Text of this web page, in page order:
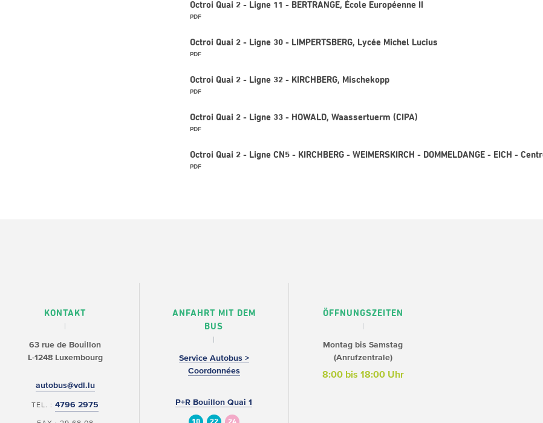
Octroi Quai 2 - Ligne 11 - BERTRANGE, École Européenne II
PDF
Octroi Quai 2 - Ligne 30 - LIMPERTSBERG, Lycée Michel Lucius
PDF
Octroi Quai 2 - Ligne 32 - KIRCHBERG, Mischekopp
PDF
Octroi Quai 2 - Ligne 33 - HOWALD, Waassertuerm (CIPA)
PDF
Octroi Quai 2 - Ligne CN5 - KIRCHBERG - WEIMERSKIRCH - DOMMELDANGE - EICH -
PDF
KONTAKT
63 rue de Bouillon
L-1248 Luxembourg
autobus@vdl.lu
TEL. :4796 2975
ANFAHRT MIT DEM
BUS
Service Autobus >
Coordonnées
P+R Bouillon Quai 1
ÖFFNUNGSZEITEN
Montag bis Samstag
(Anrufzentrale)
8:00 bis 18:00 Uhr